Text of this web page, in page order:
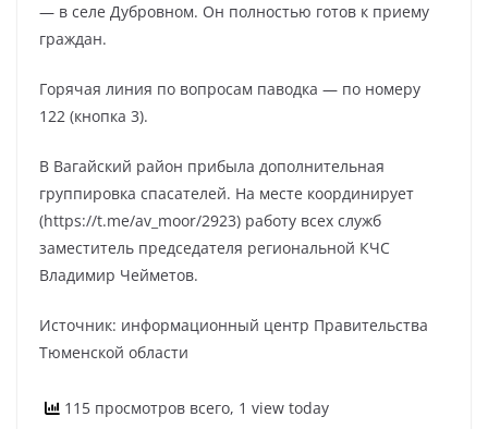
— в селе Дубровном. Он полностью готов к приему
граждан.
Горячая линия по вопросам паводка — по номеру
122 (кнопка 3).
В Вагайский район прибыла дополнительная
группировка спасателей. На месте координирует
(https://t.me/av_moor/2923) работу всех служб
заместитель председателя региональной КЧС
Владимир Чейметов.
Источник: информационный центр Правительства
Тюменской области
115 просмотров всего, 1 view today